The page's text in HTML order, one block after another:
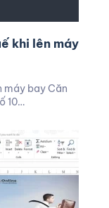
khi lên máy
máy bay Căn
10…